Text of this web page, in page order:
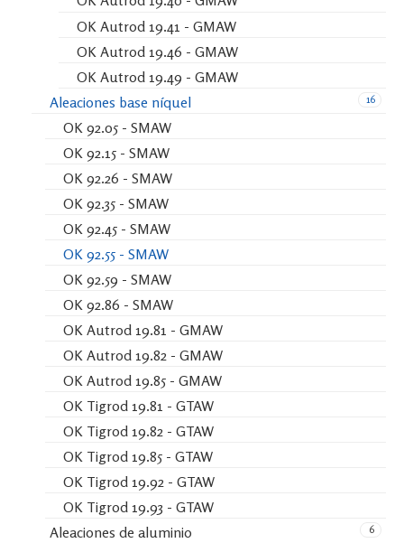
OK Autrod 19.41 - GMAW
OK Autrod 19.46 - GMAW
OK Autrod 19.49 - GMAW
16
Aleaciones base níquel
OK 92.05 - SMAW
OK 92.15 - SMAW
OK 92.26 - SMAW
OK 92.35 - SMAW
OK 92.45 - SMAW
OK 92.55 - SMAW
OK 92.59 - SMAW
OK 92.86 - SMAW
OK Autrod 19.81 - GMAW
OK Autrod 19.82 - GMAW
OK Autrod 19.85 - GMAW
OK Tigrod 19.81 - GTAW
OK Tigrod 19.82 - GTAW
OK Tigrod 19.85 - GTAW
OK Tigrod 19.92 - GTAW
OK Tigrod 19.93 - GTAW
6
Aleaciones de aluminio